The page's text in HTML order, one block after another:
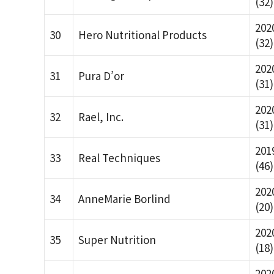
30 Hero Nutritional Products
(32)
31 Pura D’or
(31)
32 Rael, Inc.
(31)
33 Real Techniques
(46)
34 AnneMarie Borlind
(20)
35 Super Nutrition
(18)